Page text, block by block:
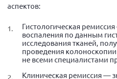
Конференция ОООИБРС
Конференция ОООИБРС
Конференция ОООИБРС
Конференция ВСЭ 2021
аспектов:
Гистологическая
воспаления по данным
исследования тканей,
проведения
не всеми специалистами
Клиническая ремиссия —